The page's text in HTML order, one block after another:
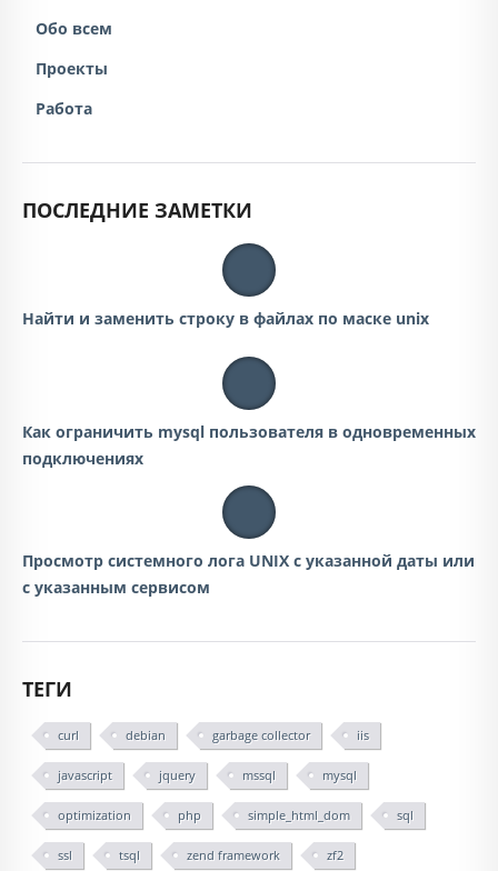
Обо всем
Проекты
Работа
ПОСЛЕДНИЕ ЗАМЕТКИ
Найти и заменить строку в файлах по маске unix
Как ограничить mysql пользователя в одновременных
подключениях
Просмотр системного лога UNIX с указанной даты или
с указанным сервисом
ТЕГИ
curl debian garbage collector iis
javascript jquery mssql mysql
optimization php simple_html_dom sql
ssl tsql zend framework zf2